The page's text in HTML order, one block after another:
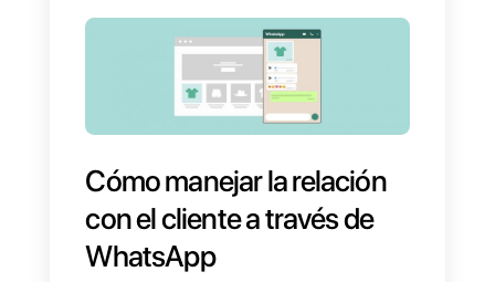
el cliente el que contacte a la
empresa primero. De acuerdo a
las reglas de WhatsApp no se
permite utilizar la aplicación
instrumento de marketing y por lo
tanto no es posible enviar de